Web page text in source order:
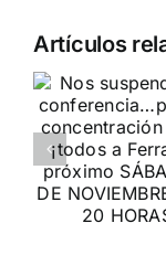
Artículos